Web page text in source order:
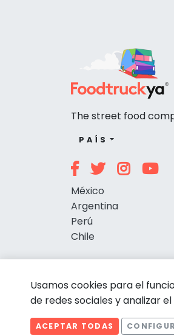
The street food
PAÍS
México
Argentina
Perú
Chile
© Foodtruckya 2026
Usamos cookies para el
de redes sociales y analizar
ACEPTAR TODAS